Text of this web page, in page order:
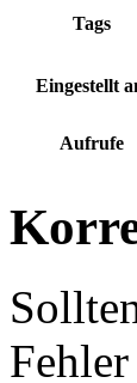
Tags
Eingestellt
Aufrufe